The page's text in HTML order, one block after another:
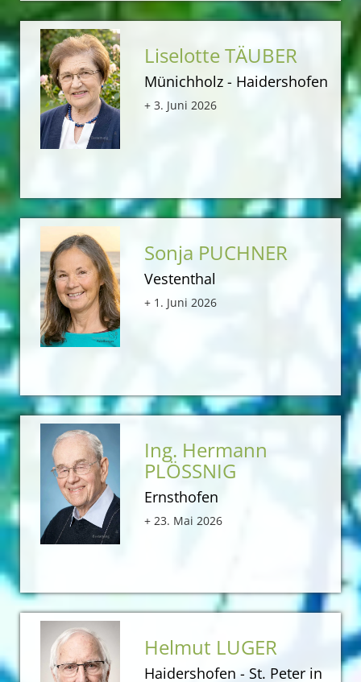
Liselotte TÄUBER
Münichholz - Haidershofen
+ 3. Juni 2026
Sonja PUCHNER
Vestenthal
+ 1. Juni 2026
Ing. Hermann
PLÖSSNIG
Ernsthofen
+ 23. Mai 2026
Helmut LUGER
Haidershofen - St. Peter in